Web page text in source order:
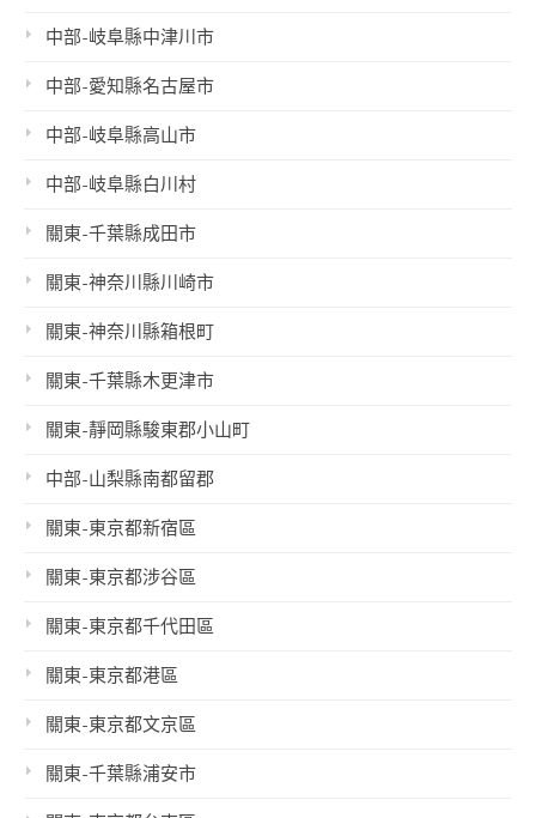
中部-岐阜縣中津川市
中部-愛知縣名古屋市
中部-岐阜縣高山市
中部-岐阜縣白川村
關東-千葉縣成田市
關東-神奈川縣川崎市
關東-神奈川縣箱根町
關東-千葉縣木更津市
關東-靜岡縣駿東郡小山町
中部-山梨縣南都留郡
關東-東京都新宿區
關東-東京都涉谷區
關東-東京都千代田區
關東-東京都港區
關東-東京都文京區
關東-千葉縣浦安市